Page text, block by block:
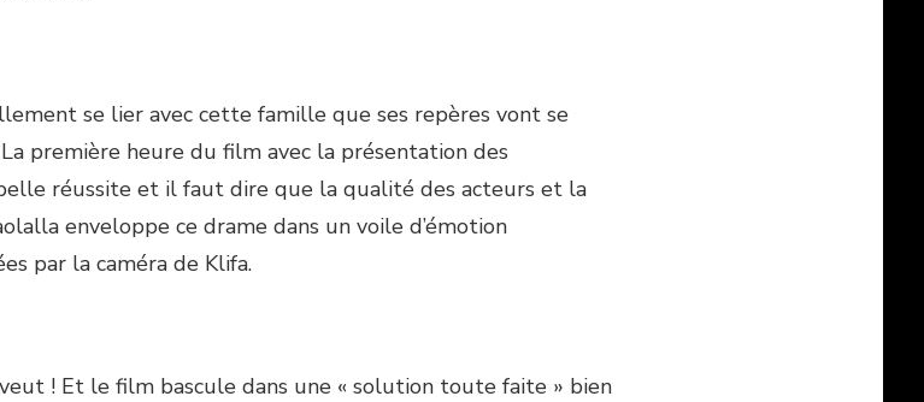
se lier avec cette famille que ses repères vont se
première heure du film avec la présentation des
réussite et il faut dire que la qualité des acteurs et la
enveloppe ce drame dans un voile d’émotion
par la caméra de Klifa.
veut ! Et le film bascule dans une « solution toute faite » bien